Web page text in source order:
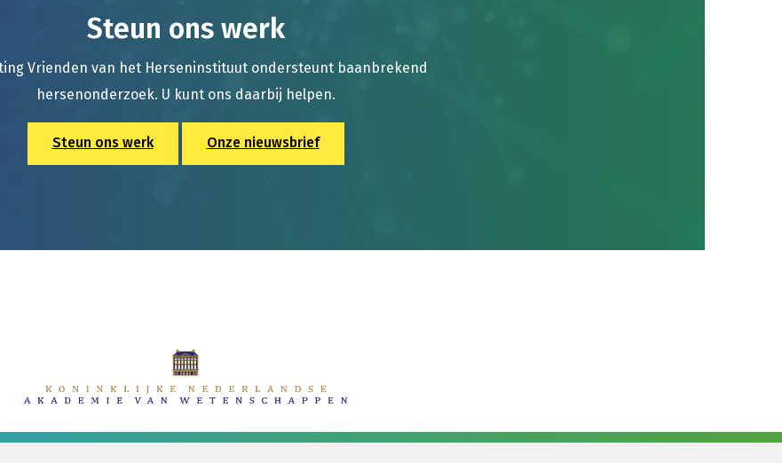
Steun ons werk
Vrienden van het Herseninstituut ondersteunt baanbrekend
hersenonderzoek. U kunt ons daarbij helpen.
Steun ons werk Onze nieuwsbrief